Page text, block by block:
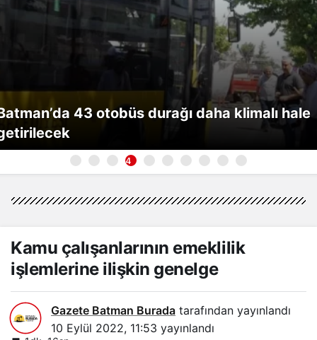
otomobil ile motosiklet çarpıştı: 1
yaralı
5
Kamu çalışanlarının emeklilik
işlemlerine ilişkin genelge
Gazete Batman Burada tarafından yayınlandı
10 Eylül 2022, 11:53 yayınlandı